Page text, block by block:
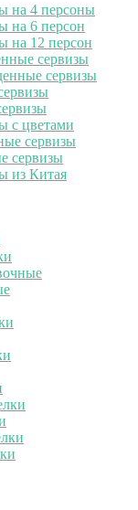
на 4 персоны
на 6 персон
на 12 персон
сервизы
сервизы
с цветами
сервизы
сервизы
из Китая